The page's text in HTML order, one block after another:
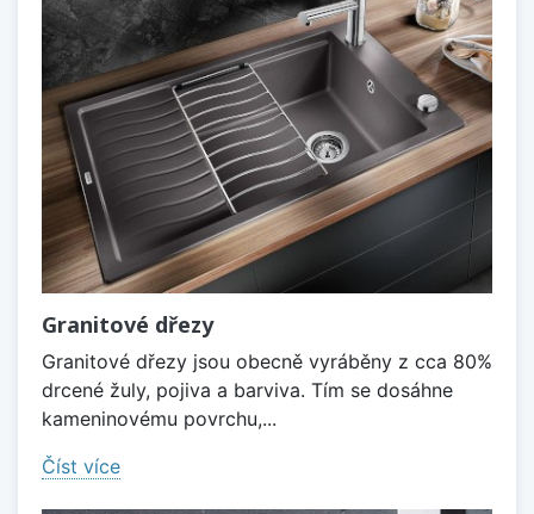
Granitové dřezy
Granitové dřezy jsou obecně vyráběny z cca 80%
drcené žuly, pojiva a barviva. Tím se dosáhne
kameninovému povrchu,...
Číst více